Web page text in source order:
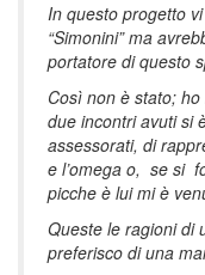
In questo progetto
“Simonini” ma
portatore di questo
Così non è stato;
due incontri avuti si
assessorati, di
e l’omega o, se si
picche è lui mi è
Queste le ragioni di
preferisco di una